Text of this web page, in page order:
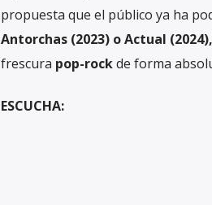
propuesta que el público ya ha
Antorchas (2023) o Actual (2024),
frescura pop-rockde forma
ESCUCHA: